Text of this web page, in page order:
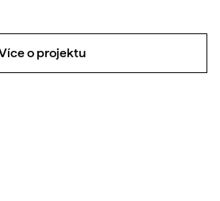
o projektu